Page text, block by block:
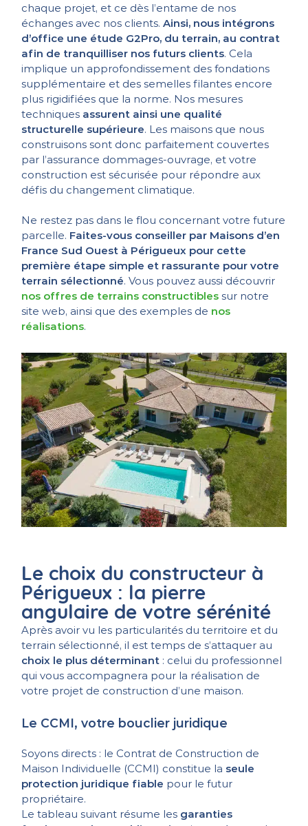
chaque projet, et ce dès l’entame de nos
échanges avec nos clients.Ainsi, nous intégrons
d’office une étude G2Pro, du terrain, au contrat
afin de tranquilliser nos futurs clients. Cela
implique un approfondissement des fondations
supplémentaire et des semelles filantes encore
plus rigidifiées que la norme. Nos mesures
techniques assurent ainsi une qualité
structurelle supérieure. Les maisons que nous
construisons sont donc parfaitement couvertes
par l’assurance dommages-ouvrage, et votre
construction est sécurisée pour répondre aux
défis du changement climatique.
Ne restez pas dans le flou concernant votre future
parcelle. Faites-vous conseiller par Maisons d’en
France Sud Ouest à Périgueux pour cette
première étape simple et rassurante pour votre
terrain sélectionné. Vous pouvez aussi découvrir
nos offres de terrains constructibles sur notre
site web, ainsi que des exemples de nos
réalisations.
Le choix du constructeur à
Périgueux : la pierre
angulaire de votre sérénité
Après avoir vu les particularités du territoire et du
terrain sélectionné, il est temps de s’attaquer au
choix le plus déterminant : celui du professionnel
qui vous accompagnera pour la réalisation de
votre projet de construction d’une maison.
Le CCMI, votre bouclier juridique
Soyons directs : le Contrat de Construction de
Maison Individuelle (CCMI) constitue la seule
protection juridique fiable pour le futur
propriétaire.
Le tableau suivant résume les garanties